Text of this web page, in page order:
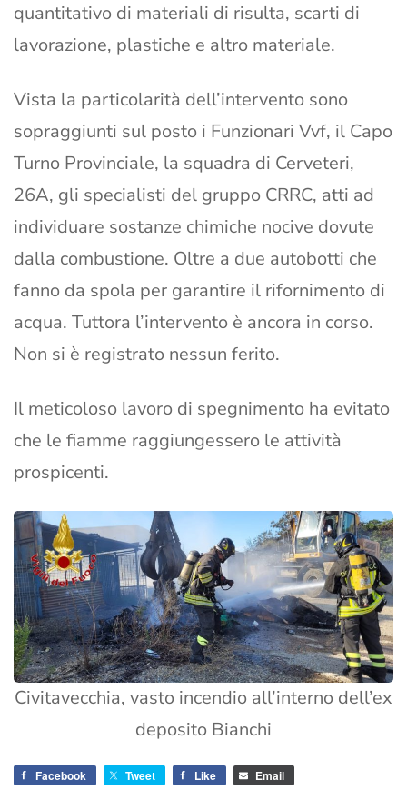
quantitativo di materiali di risulta, scarti di
lavorazione, plastiche e altro materiale.
Vista la particolarità dell’intervento sono
sopraggiunti sul posto i Funzionari Vvf, il Capo
Turno Provinciale, la squadra di Cerveteri,
26A, gli specialisti del gruppo CRRC, atti ad
individuare sostanze chimiche nocive dovute
dalla combustione. Oltre a due autobotti che
fanno da spola per garantire il rifornimento di
acqua. Tuttora l’intervento è ancora in corso.
Non si è registrato nessun ferito.
Il meticoloso lavoro di spegnimento ha evitato
che le fiamme raggiungessero le attività
prospicenti.
Civitavecchia, vasto incendio all’interno dell’ex
deposito Bianchi
Facebook Tweet Like Email